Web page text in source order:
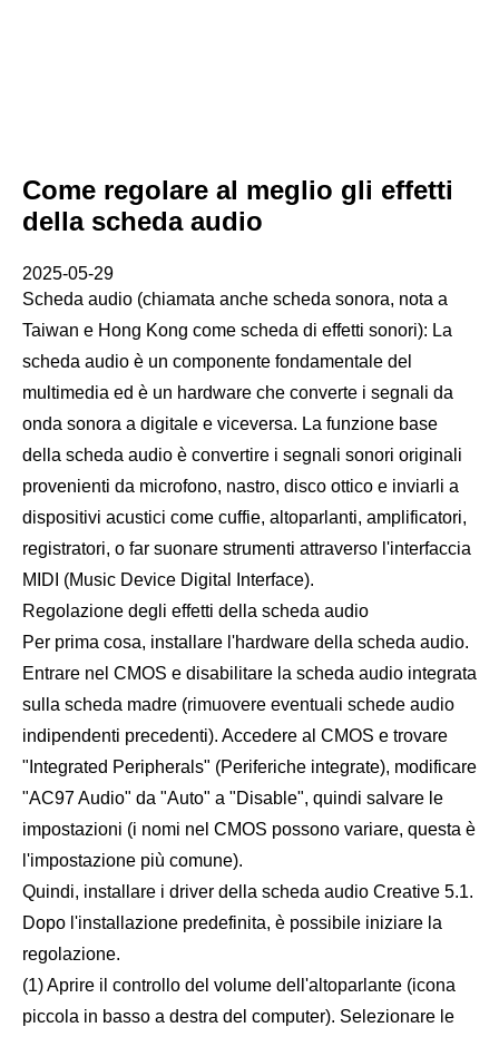
Come regolare al meglio gli effetti
della scheda audio
2025-05-29
Scheda audio (chiamata anche scheda sonora, nota a
Taiwan e Hong Kong come scheda di effetti sonori): La
scheda audio è un componente fondamentale del
multimedia ed è un hardware che converte i segnali da
onda sonora a digitale e viceversa. La funzione base
della scheda audio è convertire i segnali sonori originali
provenienti da microfono, nastro, disco ottico e inviarli a
dispositivi acustici come cuffie, altoparlanti, amplificatori,
registratori, o far suonare strumenti attraverso l'interfaccia
MIDI (Music Device Digital Interface).
Regolazione degli effetti della scheda audio
Per prima cosa, installare l'hardware della scheda audio.
Entrare nel CMOS e disabilitare la scheda audio integrata
sulla scheda madre (rimuovere eventuali schede audio
indipendenti precedenti). Accedere al CMOS e trovare
"Integrated Peripherals" (Periferiche integrate), modificare
"AC97 Audio" da "Auto" a "Disable", quindi salvare le
impostazioni (i nomi nel CMOS possono variare, questa è
l'impostazione più comune).
Quindi, installare i driver della scheda audio Creative 5.1.
Dopo l'installazione predefinita, è possibile iniziare la
regolazione.
(1) Aprire il controllo del volume dell'altoparlante (icona
piccola in basso a destra del computer). Selezionare le